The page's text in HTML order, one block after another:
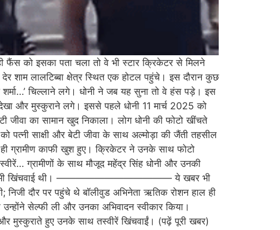
फैंस को इसका पता चला तो वे भी स्टार क्रिकेटर से मिलने
शाम लालटिब्बा क्षेत्र स्थित एक होटल पहुंचे। इस दौरान कुछ
शर्मा…’ चिल्लाने लगे। धोनी ने जब यह सुना तो वे हंस पड़े। इस
और मुस्कुराने लगे। इससे पहले धोनी 11 मार्च 2025 को
का सामान खुद निकाला। लोग धोनी की फोटो खींचते
साक्षी और बेटी जीवा के साथ अल्मोड़ा की जैंती तहसील
ग्रामीण काफी खुश हुए। क्रिकेटर ने उनके साथ फोटो
ग्रामीणों के साथ मौजूद महेंद्र सिंह धोनी और उनकी
फोटो भी खिंचवाई थी। ———————————— ये खबर भी
दौर पर पहुंचे थे बॉलीवुड अभिनेता ऋतिक रोशन हाल ही
सेल्फी ली और उनका अभिवादन स्वीकार किया।
मुस्कुराते हुए उनके साथ तस्वीरें खिंचवाईं। (पढ़ें पूरी खबर)